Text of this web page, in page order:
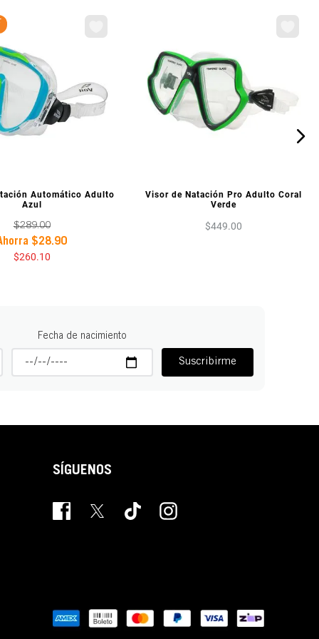
PREVIA
Automático Adulto
Azul
$289.00
$28.90
$260.10
VISTA PREVIA
Visor de Natación Pro Adulto Coral
Verde
$449.00
Fecha de nacimiento
Suscribirme
SÍGUENOS